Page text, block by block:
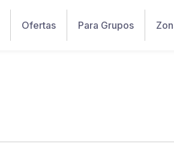
Ofertas Para Grupos